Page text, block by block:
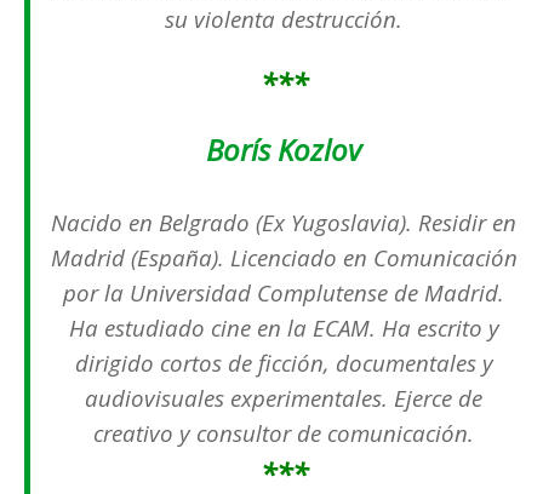
su violenta destrucción.
***
Borís Kozlov
Nacido en Belgrado (Ex Yugoslavia). Residir en
Madrid (España). Licenciado en Comunicación
por la Universidad Complutense de Madrid.
Ha estudiado cine en la ECAM. Ha escrito y
dirigido cortos de ficción, documentales y
audiovisuales experimentales. Ejerce de
creativo y consultor de comunicación.
***